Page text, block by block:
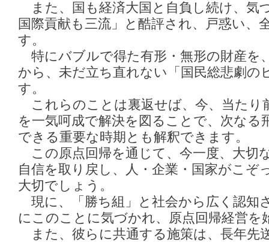
また、国も経済大国と自負し続け、
国際貢献も三流」と酷評され、戸惑い、
す。
特にバブルで得た有形・無形の財産を
から、未だ立ち直れない「国民総悲劇の
す。
これらのことは裏返せば、今、当たり
を一気呵成で解決を図ることで、次なる
できる重要な時期とも解釈できます。
この原点回帰を通じて、今一度、大切
自信を取り戻し、人・企業・国家がこぞ
大切でしょう。
現に、「勝ち組」と社会から広く認知
にこのことに気づかれ、原点回帰経営を
また、彼らに共通する施策は、長年先